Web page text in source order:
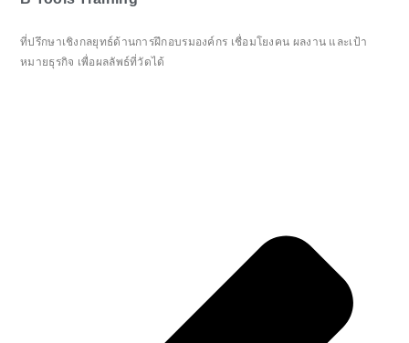
ที่ปรึกษาเชิงกลยุทธ์ด้านการฝึกอบรมองค์กร เชื่อมโยงคน ผลงาน และเป้า
หมายธุรกิจ เพื่อผลลัพธ์ที่วัดได้